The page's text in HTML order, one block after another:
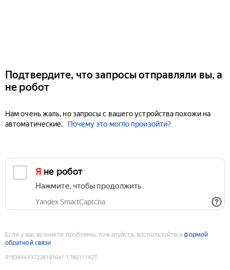
Подтвердите, что запросы отправляли вы, а
не робот
Нам очень жаль, но запросы с вашего устройства похожи на
автоматические.
Почему это могло произойти?
Я не робот
Нажмите, чтобы продолжить
Yandex SmartCaptcha
Если у вас возникли проблемы, пожалуйста, воспользуйтесьформой
обратной связи
9183444437238191641 :1786111427